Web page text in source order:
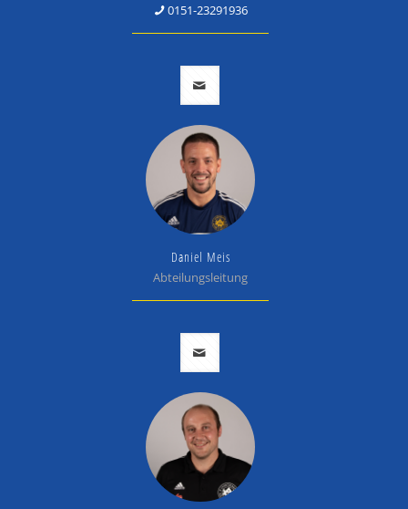
0151-23291936
Daniel Meis
Abteilungsleitung